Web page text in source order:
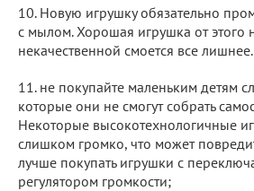
10. Новую игрушку обязательно
с мылом. Хорошая игрушка от этого
некачественной смоется все лишнее.
11. не покупайте маленьким детям
которые они не смогут собрать
Некоторые высокотехнологичные
слишком громко, что может
лучше покупать игрушки с
регулятором громкости;